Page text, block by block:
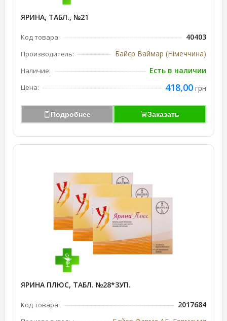
ЯРИНА, ТАБЛ., №21
Код товара: 40403
Производитель: Байєр Ваймар (Німеччина)
Наличие: Есть в наличии
Цена: 418,00 грн
Подробнее Заказать
ЯРИНА ПЛЮС, ТАБЛ. №28*3УП.
Код товара: 2017684